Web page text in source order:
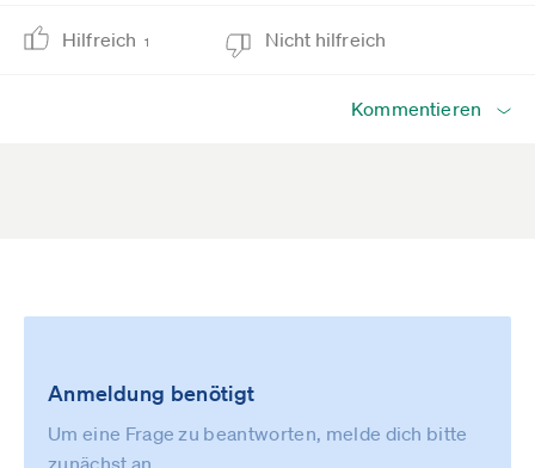
Hilfreich 1 Nicht hilfreich
Kommentieren
Anmeldung benötigt
Um eine Frage zu beantworten, melde dich bitte
zunächst an.